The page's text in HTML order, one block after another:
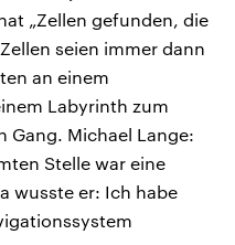
„Zellen gefunden, die
seien immer dann
an einem
Labyrinth zum
Gang. Michael Lange:
Stelle war eine
wusste er: Ich habe